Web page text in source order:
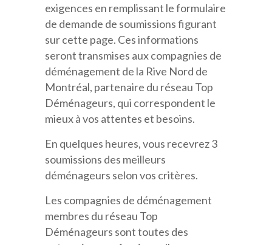
exigences en remplissant le formulaire
de demande de soumissions figurant
sur cette page. Ces informations
seront transmises aux compagnies de
déménagement de la Rive Nord de
Montréal, partenaire du réseau Top
Déménageurs, qui correspondent le
mieux à vos attentes et besoins.
En quelques heures, vous recevrez 3
soumissions des meilleurs
déménageurs selon vos critères.
Les compagnies de déménagement
membres du réseau Top
Déménageurs sont toutes des